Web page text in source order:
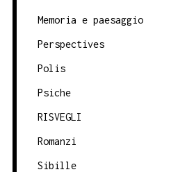
Memoria e paesaggio
Perspectives
Polis
Psiche
RISVEGLI
Romanzi
Sibille